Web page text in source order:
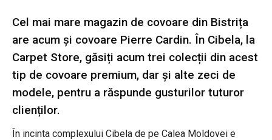
Cel mai mare magazin de covoare din Bistrița
are acum și covoare Pierre Cardin. În Cibela, la
Carpet Store, găsiți acum trei colecții din acest
tip de covoare premium, dar și alte zeci de
modele, pentru a răspunde gusturilor tuturor
clienților.
În incinta complexului Cibela de pe Calea Moldovei e